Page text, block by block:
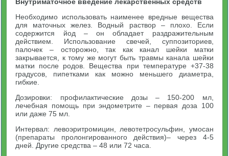
Необходимо использовать наименее вредные вещества
для маточных желез. Водный раствор – плохо. Если
содержится йод – он обладает раздражительным
действием. Использование свечей, суппозиториев,
палочек – осторожно, так как канал шейки матки
закрывается, к тому же могут быть травмы канала шейки
матки после родов. Вещества при температуре +37-38
градусов, пипетками как можно меньшего диаметра,
гибкие.
Дозировки: профилактические дозы – 150-200 мл,
лечебная помощь при эндометрите – первая доза 100
или даже 75 мл.
Интервал: левоэритромицин, левотетросульфин, умосан
(препараты пролонгированного действия)– через 4-5
дней. Другие средства – 48 или 72 часа.